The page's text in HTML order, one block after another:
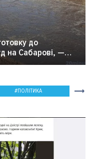
до
на Сабарові, —
ПОЛІТИКА